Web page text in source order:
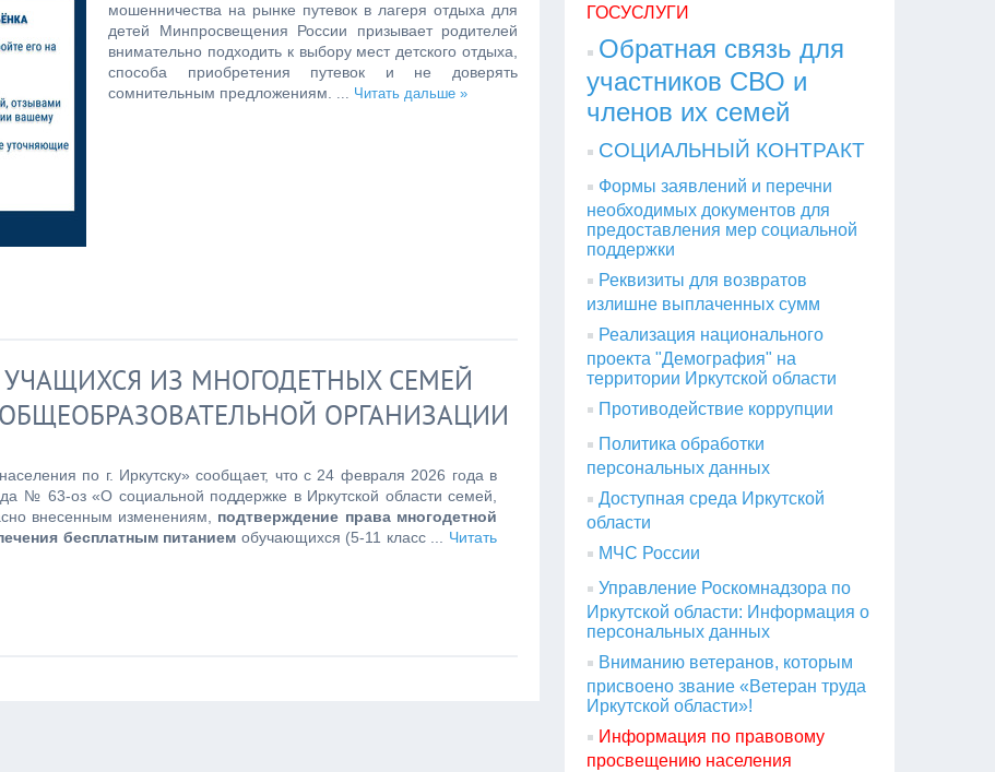
мошенничества на рынке путевок в лагеря отдыха для
детей Минпросвещения России призывает родителей
внимательно подходить к выбору мест детского отдыха,
способа приобретения путевок и не доверять
сомнительным предложениям.
... Читать дальше »
ИЗ МНОГОДЕТНЫХ СЕМЕЙ
ОРГАНИЗАЦИИ
по г. Иркутску» сообщает, что с 24 февраля 2026 года в
№ 63-оз «О социальной поддержке в Иркутской области семей,
внесенным изменениям, подтверждение права многодетной
бесплатным питанием обучающихся (5-11 класс
Читать
ГОСУСЛУГИ
Обратная связь для
участников СВО и
членов их семей
СОЦИАЛЬНЫЙ КОНТРАКТ
Формы заявлений и перечни
необходимых документов для
предоставления мер социальной
поддержки
Реквизиты для возвратов
излишне выплаченных сумм
Реализация национального
проекта "Демография" на
территории Иркутской области
Противодействие коррупции
Политика обработки
персональных данных
Доступная среда Иркутской
области
МЧС России
Управление Роскомнадзора по
Иркутской области: Информация о
персональных данных
Вниманию ветеранов, которым
присвоено звание «Ветеран труда
Иркутской области»!
Информация по правовому
просвещению населения